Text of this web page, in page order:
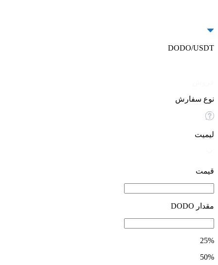
DODO/USDT
نوع سفارش
لیمیت
قیمت
مقدار DODO
25%
50%